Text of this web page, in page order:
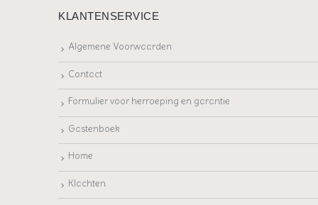
KLANTENSERVICE
Algemene Voorwaarden
Contact
Formulier voor herroeping en garantie
Gastenboek
Home
Klachten